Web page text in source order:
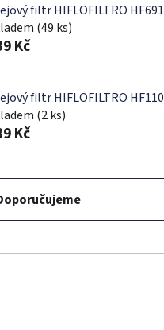
filtr HIFLOFILTRO HF691
(49 ks)
Kč
filtr HIFLOFILTRO HF110
(2 ks)
Kč